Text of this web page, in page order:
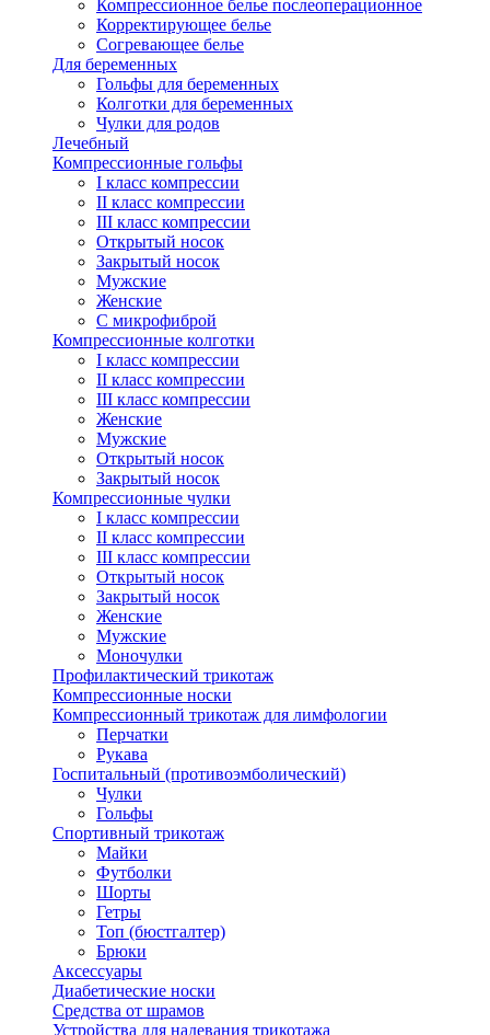
Компрессионное белье послеоперационное
Корректирующее белье
Согревающее белье
Для беременных
Гольфы для беременных
Колготки для беременных
Чулки для родов
Лечебный
Компрессионные гольфы
I класс компрессии
II класс компрессии
III класс компрессии
Открытый носок
Закрытый носок
Мужские
Женские
С микрофиброй
Компрессионные колготки
I класс компрессии
II класс компрессии
III класс компрессии
Женские
Мужские
Открытый носок
Закрытый носок
Компрессионные чулки
I класс компрессии
II класс компрессии
III класс компрессии
Открытый носок
Закрытый носок
Женские
Мужские
Моночулки
Профилактический трикотаж
Компрессионные носки
Компрессионный трикотаж для лимфологии
Перчатки
Рукава
Госпитальный (противоэмболический)
Чулки
Гольфы
Спортивный трикотаж
Майки
Футболки
Шорты
Гетры
Топ (бюстгалтер)
Брюки
Аксессуары
Диабетические носки
Средства от шрамов
Устройства для надевания трикотажа